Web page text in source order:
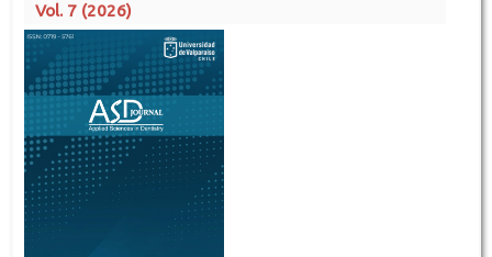
Vol. 7 (2026)